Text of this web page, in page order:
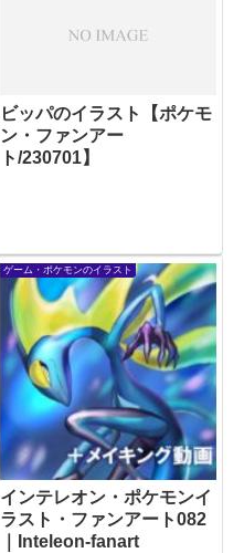
ビッパのイラスト【ポケモ
ン・ファンアー
ト/230701】
ゲーム・ポケモンのイラスト
インテレオン・ポケモンイ
ラスト・ファンアート082
｜Inteleon-fanart